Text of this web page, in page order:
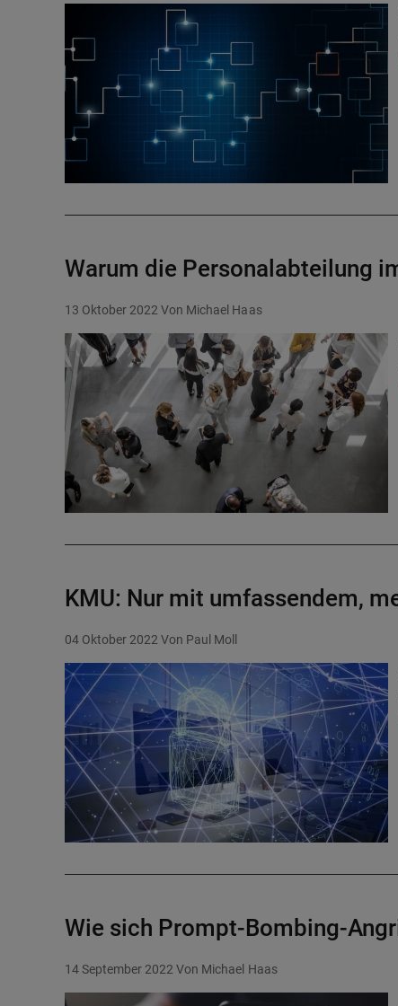
Warum die Personalabteilung
13 Oktober 2022 Von Michael Haas
KMU: Nur mit umfassendem,
04 Oktober 2022 Von Paul Moll
Wie sich Prompt-Bombing-
14 September 2022 Von Michael Haas